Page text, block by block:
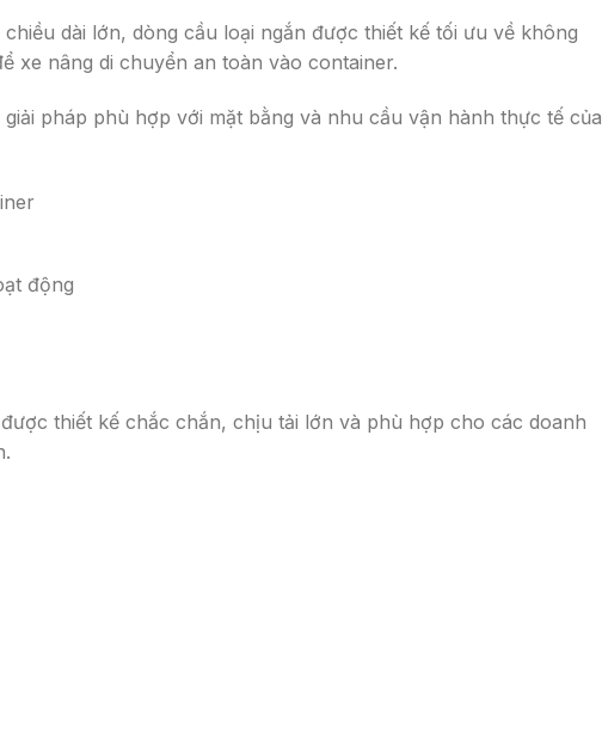
dài lớn, dòng cầu loại ngắn được thiết kế tối ưu về không
xe nâng di chuyển an toàn vào container.
pháp phù hợp với mặt bằng và nhu cầu vận hành thực tế của
động
được thiết kế chắc chắn, chịu tải lớn và phù hợp cho các doanh